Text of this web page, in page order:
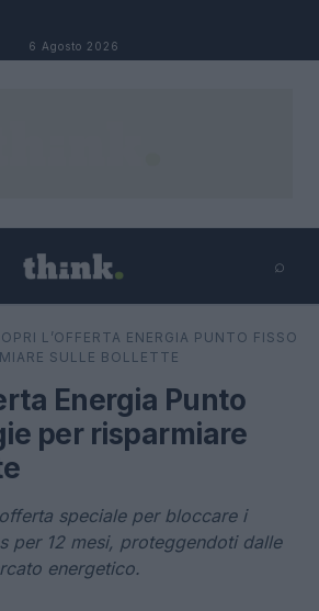
6 Agosto 2026
⌕
⌕ ×
L’OFFERTA ENERGIA PUNTO FISSO
SULLE BOLLETTE
Energia Punto
per risparmiare
speciale per bloccare i
per 12 mesi, proteggendoti dalle
energetico.